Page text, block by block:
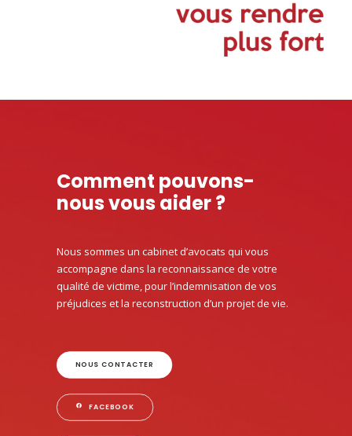
Comment pouvons-
nous vous aider ?
Nous sommes un cabinet d’avocats qui vous
accompagne dans la reconnaissance de votre
qualité de victime, pour l’indemnisation de vos
préjudices et la reconstruction d’un projet de vie.
NOUS CONTACTER
FACEBOOK